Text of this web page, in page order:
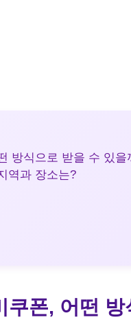
방식으로 받을 수 있을
역과 장소는?
쿠폰, 어떤